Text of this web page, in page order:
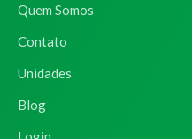
Quem Somos
Contato
Unidades
Blog